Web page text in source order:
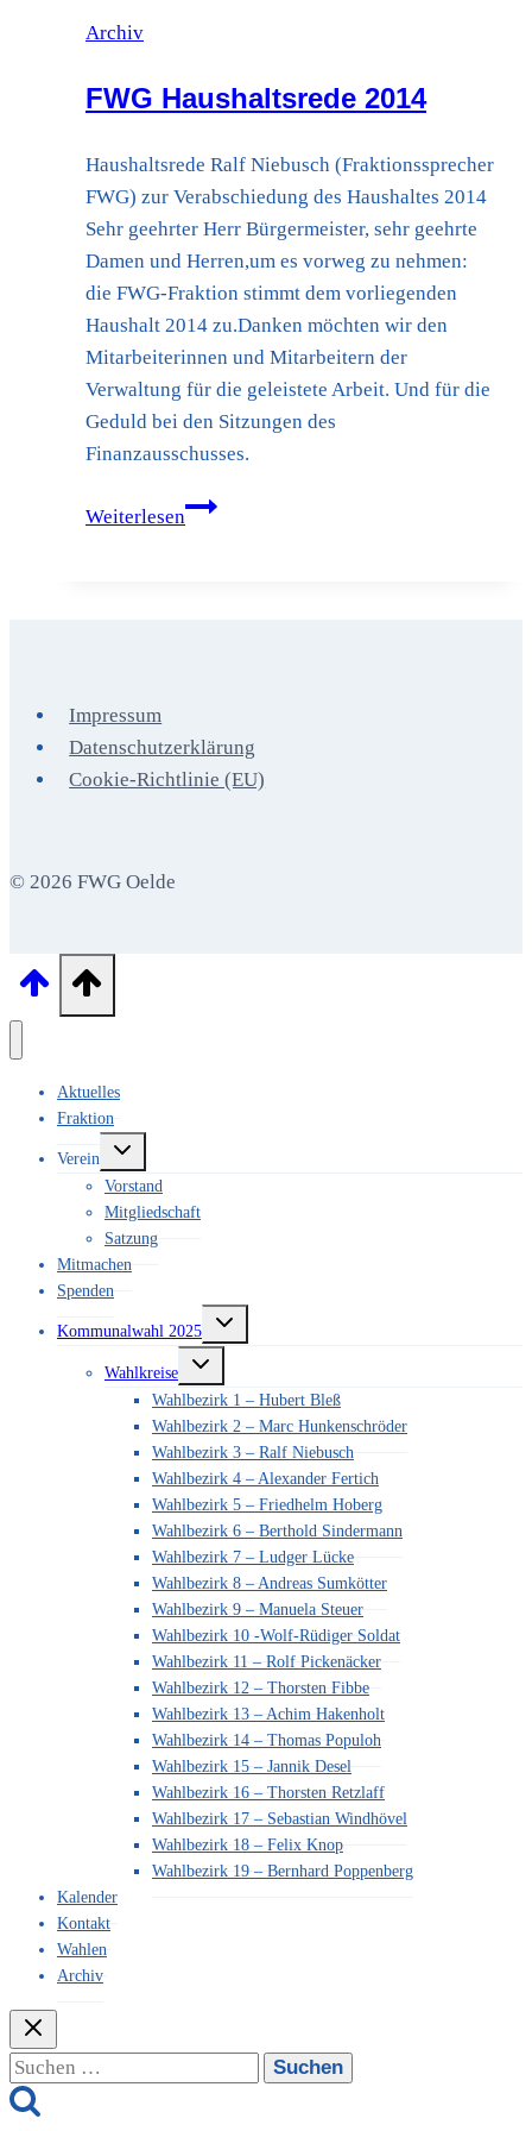
Archiv
FWG Haushaltsrede 2014
Haushaltsrede Ralf Niebusch (Fraktionssprecher
FWG) zur Verabschiedung des Haushaltes 2014
Sehr geehrter Herr Bürgermeister, sehr geehrte
Damen und Herren,um es vorweg zu nehmen:
die FWG-Fraktion stimmt dem vorliegenden
Haushalt 2014 zu.Danken möchten wir den
Mitarbeiterinnen und Mitarbeitern der
Verwaltung für die geleistete Arbeit. Und für die
Geduld bei den Sitzungen des
Finanzausschusses.
Weiterlesen
FWG
Impressum
Datenschutzerklärung
Cookie-Richtlinie (EU)
© 2026 FWG Oelde
Aktuelles
Fraktion
Verein
Untermenü
umschalten
Vorstand
Mitgliedschaft
Satzung
Mitmachen
Spenden
Kommunalwahl 2025
Untermenü
umschalten
Wahlkreise
Untermenü
umschalten
Wahlbezirk 1 – Hubert Bleß
Wahlbezirk 2 – Marc Hunkenschröder
Wahlbezirk 3 – Ralf Niebusch
Wahlbezirk 4 – Alexander Fertich
Wahlbezirk 5 – Friedhelm Hoberg
Wahlbezirk 6 – Berthold Sindermann
Wahlbezirk 7 – Ludger Lücke
Wahlbezirk 8 – Andreas Sumkötter
Wahlbezirk 9 – Manuela Steuer
Wahlbezirk 10 -Wolf-Rüdiger Soldat
Wahlbezirk 11 – Rolf Pickenäcker
Wahlbezirk 12 – Thorsten Fibbe
Wahlbezirk 13 – Achim Hakenholt
Wahlbezirk 14 – Thomas Populoh
Wahlbezirk 15 – Jannik Desel
Wahlbezirk 16 – Thorsten Retzlaff
Wahlbezirk 17 – Sebastian Windhövel
Wahlbezirk 18 – Felix Knop
Wahlbezirk 19 – Bernhard Poppenberg
Kalender
Kontakt
Wahlen
Archiv
Suchen
nach: